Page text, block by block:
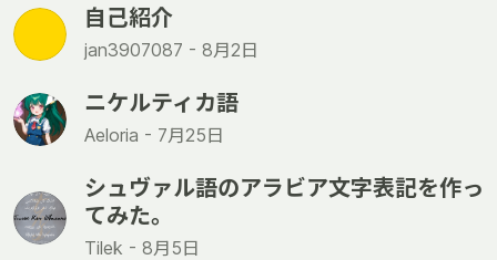
自己紹介
jan3907087 - 8月2日
ニケルティカ語
Aeloria - 7月25日
シュヴァル語のアラビア文字表記を作っ
てみた。
Tilek - 8月5日